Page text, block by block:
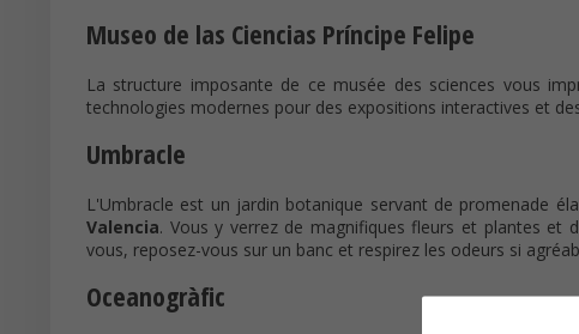
Museo de las Ciencias Príncipe Felipe
La structure imposante de ce musée des sciences vous
technologies modernes pour des expositions interactives et
Umbracle
L'Umbracle est un jardin botanique servant de promenade
Valencia. Vous y verrez de magnifiques fleurs et plantes et
vous, reposez-vous sur un banc et respirez les odeurs si
Oceanogràfic